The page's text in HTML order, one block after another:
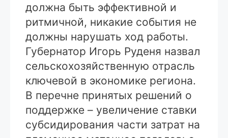
должна быть эффективной и
ритмичной, никакие события не
должны нарушать ход работы.
Губернатор Игорь Руденя назвал
сельскохозяйственную отрасль
ключевой в экономике региона.
В перечне принятых решений о
поддержке – увеличение ставки
субсидирования части затрат на